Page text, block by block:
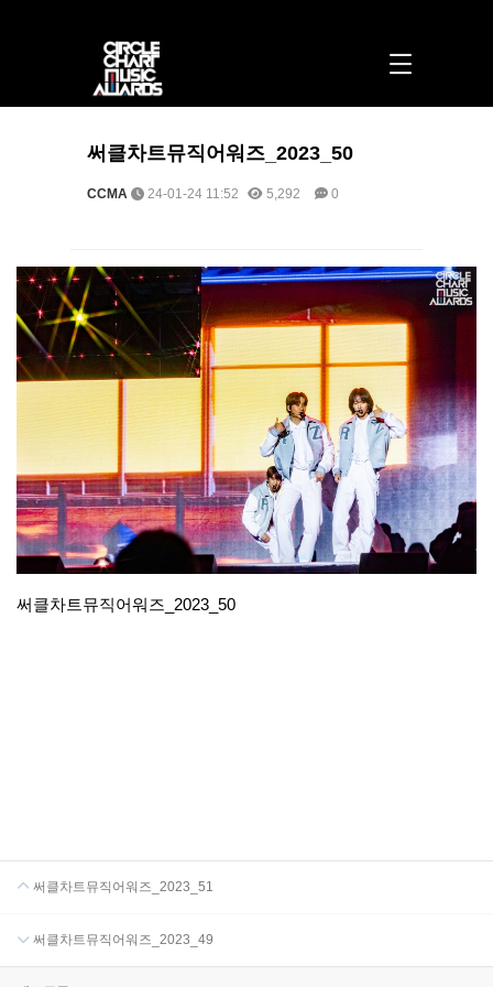
써클차트뮤직어워즈_2023_50
CCMA 24-01-24 11:52 5,292 0
본문
써클차트뮤직어워즈_2023_50
써클차트뮤직어워즈_2023_51
써클차트뮤직어워즈_2023_49